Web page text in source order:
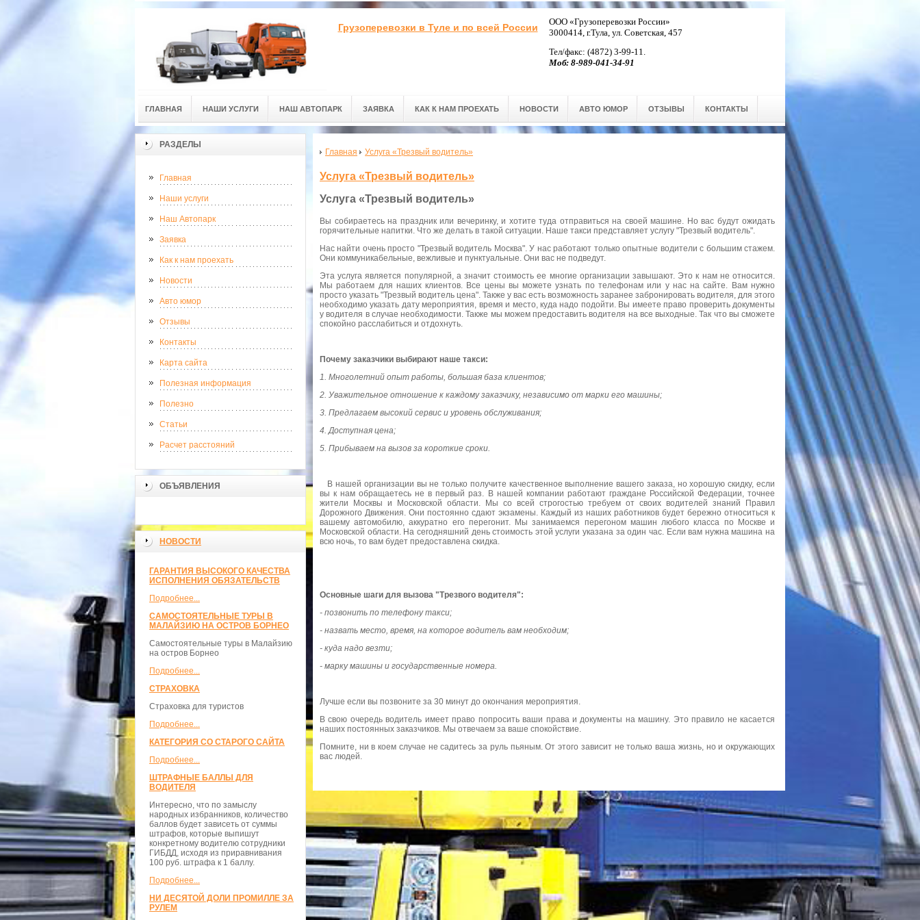
Грузоперевозки в Туле и по всей России
ООО «Грузоперевозки России»
3000414, г.Тула, ул. Советская, 457
Тел/факс: (4872) 3-99-11.
Моб: 8-989-041-34-91
ГЛАВНАЯ НАШИ УСЛУГИ НАШ АВТОПАРК ЗАЯВКА КАК К НАМ ПРОЕХАТЬ НОВОСТИ АВТО ЮМОР ОТЗЫВЫ КОНТАКТЫ
РАЗДЕЛЫ
Главная
Наши услуги
Наш Автопарк
Заявка
Как к нам проехать
Новости
Авто юмор
Отзывы
Контакты
Карта сайта
Полезная информация
Полезно
Статьи
Расчет расстояний
ОБЪЯВЛЕНИЯ
НОВОСТИ
ГАРАНТИЯ ВЫСОКОГО КАЧЕСТВА
ИСПОЛНЕНИЯ ОБЯЗАТЕЛЬСТВ
Подробнее...
САМОСТОЯТЕЛЬНЫЕ ТУРЫ В
МАЛАЙЗИЮ НА ОСТРОВ БОРНЕО
Самостоятельные туры в Малайзию
на остров Борнео
Подробнее...
СТРАХОВКА
Страховка для туристов
Подробнее...
КАТЕГОРИЯ СО СТАРОГО САЙТА
Подробнее...
ШТРАФНЫЕ БАЛЛЫ ДЛЯ
ВОДИТЕЛЯ
Интересно, что по замыслу
народных избранников, количество
баллов будет зависеть от суммы
штрафов, которые выпишут
конкретному водителю сотрудники
ГИБДД, исходя из приравнивания
100 руб. штрафа к 1 баллу.
Подробнее...
НИ ДЕСЯТОЙ ДОЛИ ПРОМИЛЛЕ ЗА
РУЛЕМ
Главная Услуга «Трезвый водитель»
Услуга «Трезвый водитель»
Услуга «Трезвый водитель»
Вы собираетесь на праздник или вечеринку, и хотите туда отправиться на своей машине. Но вас будут ожидать
горячительные напитки. Что же делать в такой ситуации. Наше такси представляет услугу "Трезвый водитель".
Нас найти очень просто "Трезвый водитель Москва". У нас работают только опытные водители с большим стажем.
Они коммуникабельные, вежливые и пунктуальные. Они вас не подведут.
Эта услуга является популярной, а значит стоимость ее многие организации завышают. Это к нам не относится.
Мы работаем для наших клиентов. Все цены вы можете узнать по телефонам или у нас на сайте. Вам нужно
просто указать "Трезвый водитель цена". Также у вас есть возможность заранее забронировать водителя, для этого
необходимо указать дату мероприятия, время и место, куда надо подойти. Вы имеете право проверить документы
у водителя в случае необходимости. Также мы можем предоставить водителя на все выходные. Так что вы сможете
спокойно расслабиться и отдохнуть.
Почему заказчики выбирают наше такси:
1. Многолетний опыт работы, большая база клиентов;
2. Уважительное отношение к каждому заказчику, независимо от марки его машины;
3. Предлагаем высокий сервис и уровень обслуживания;
4. Доступная цена;
5. Прибываем на вызов за короткие сроки.
В нашей организации вы не только получите качественное выполнение вашего заказа, но хорошую скидку, если
вы к нам обращаетесь не в первый раз. В нашей компании работают граждане Российской Федерации, точнее
жители Москвы и Московской области. Мы со всей строгостью требуем от своих водителей знаний Правил
Дорожного Движения. Они постоянно сдают экзамены. Каждый из наших работников будет бережно относиться к
вашему автомобилю, аккуратно его перегонит. Мы занимаемся перегоном машин любого класса по Москве и
Московской области. На сегодняшний день стоимость этой услуги указана за один час. Если вам нужна машина на
всю ночь, то вам будет предоставлена скидка.
Основные шаги для вызова "Трезвого водителя":
- позвонить по телефону такси;
- назвать место, время, на которое водитель вам необходим;
- куда надо везти;
- марку машины и государственные номера.
Лучше если вы позвоните за 30 минут до окончания мероприятия.
В свою очередь водитель имеет право попросить ваши права и документы на машину. Это правило не касается
наших постоянных заказчиков. Мы отвечаем за ваше спокойствие.
Помните, ни в коем случае не садитесь за руль пьяным. От этого зависит не только ваша жизнь, но и окружающих
вас людей.